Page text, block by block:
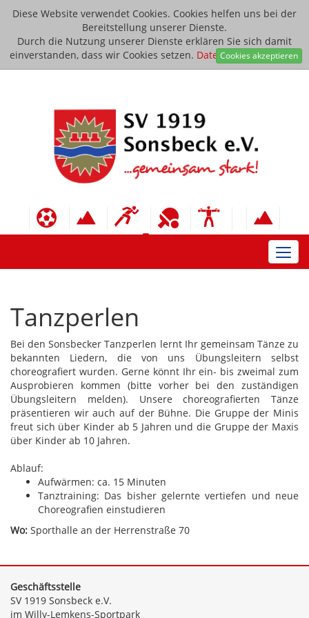
Diese Website verwendet Cookies. Cookies helfen uns bei der
Bereitstellung unserer Dienste.
Durch die Nutzung unserer Dienste erklären Sie sich damit
einverstanden, dass wir Cookies setzen. Datenschutzerklärung
Cookies akzeptieren
Tanzperlen
Bei den Sonsbecker Tanzperlen lernt Ihr gemeinsam Tänze zu
bekannten Liedern, die von uns Übungsleitern selbst
choreografiert wurden. Gerne könnt Ihr ein- bis zweimal zum
Ausprobieren kommen (bitte vorher bei den zuständigen
Übungsleitern melden). Unsere choreografierten Tänze
präsentieren wir auch auf der Bühne. Die Gruppe der Minis
freut sich über Kinder ab 5 Jahren und die Gruppe der Maxis
über Kinder ab 10 Jahren.
Ablauf:
Aufwärmen: ca. 15 Minuten
Tanztraining: Das bisher gelernte vertiefen und neue
Choreografien einstudieren
Wo: Sporthalle an der Herrenstraße 70
Geschäftsstelle
SV 1919 Sonsbeck e.V.
im Willy-Lemkens-Sportpark